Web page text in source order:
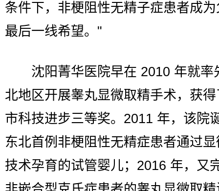
条件下，非梗阻性无精子症患者成
最后一线希望。"
沈阳菁华医院早在 2010 年就率
北地区开展睾丸显微取精手术，获
市科技进步三等奖。2011 年，该院
东北首例非梗阻性无精症患者通过
技术孕育的试管婴儿；2016 年，又